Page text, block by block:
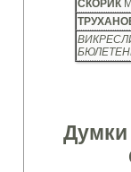
СКОРИК
Думки